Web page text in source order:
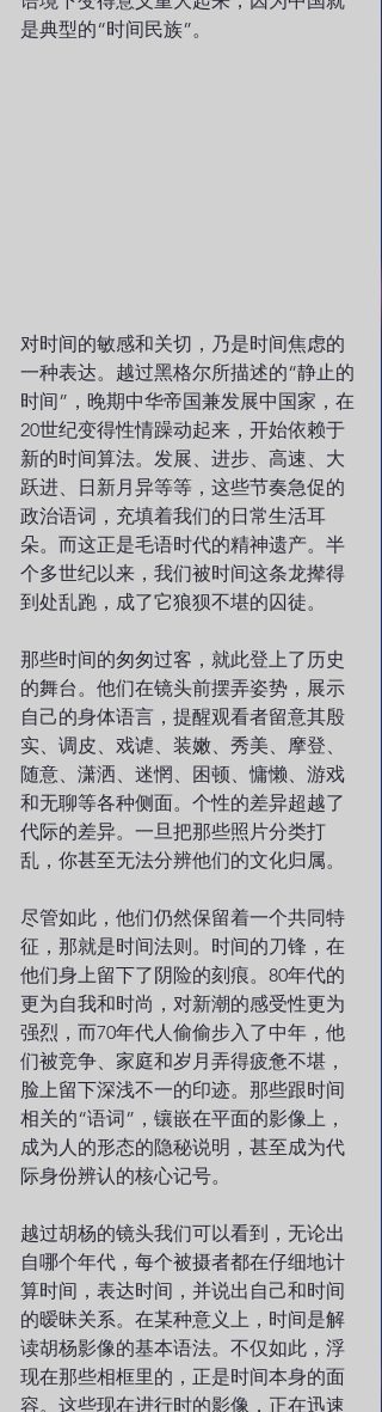
是典型的“时间民族”。
对时间的敏感和关切，乃是时间焦虑的
一种表达。越过黑格尔所描述的“静止的
时间”，晚期中华帝国兼发展中国家，在
20世纪变得性情躁动起来，开始依赖于
新的时间算法。发展、进步、高速、大
跃进、日新月异等等，这些节奏急促的
政治语词，充填着我们的日常生活耳
朵。而这正是毛语时代的精神遗产。半
个多世纪以来，我们被时间这条龙撵得
到处乱跑，成了它狼狈不堪的囚徒。
那些时间的匆匆过客，就此登上了历史
的舞台。他们在镜头前摆弄姿势，展示
自己的身体语言，提醒观看者留意其殷
实、调皮、戏谑、装嫩、秀美、摩登、
随意、潇洒、迷惘、困顿、慵懒、游戏
和无聊等各种侧面。个性的差异超越了
代际的差异。一旦把那些照片分类打
乱，你甚至无法分辨他们的文化归属。
尽管如此，他们仍然保留着一个共同特
征，那就是时间法则。时间的刀锋，在
他们身上留下了阴险的刻痕。80年代的
更为自我和时尚，对新潮的感受性更为
强烈，而70年代人偷偷步入了中年，他
们被竞争、家庭和岁月弄得疲惫不堪，
脸上留下深浅不一的印迹。那些跟时间
相关的“语词”，镶嵌在平面的影像上，
成为人的形态的隐秘说明，甚至成为代
际身份辨认的核心记号。
越过胡杨的镜头我们可以看到，无论出
自哪个年代，每个被摄者都在仔细地计
算时间，表达时间，并说出自己和时间
的暧昧关系。在某种意义上，时间是解
读胡杨影像的基本语法。不仅如此，浮
现在那些相框里的，正是时间本身的面
容。这些现在进行时的影像，正在迅速